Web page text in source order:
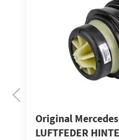
Original
LUFTFEDER